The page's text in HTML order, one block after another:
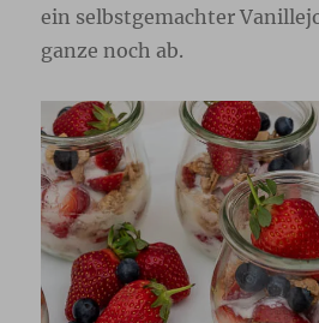
ein selbstgemachter
ganze noch ab.